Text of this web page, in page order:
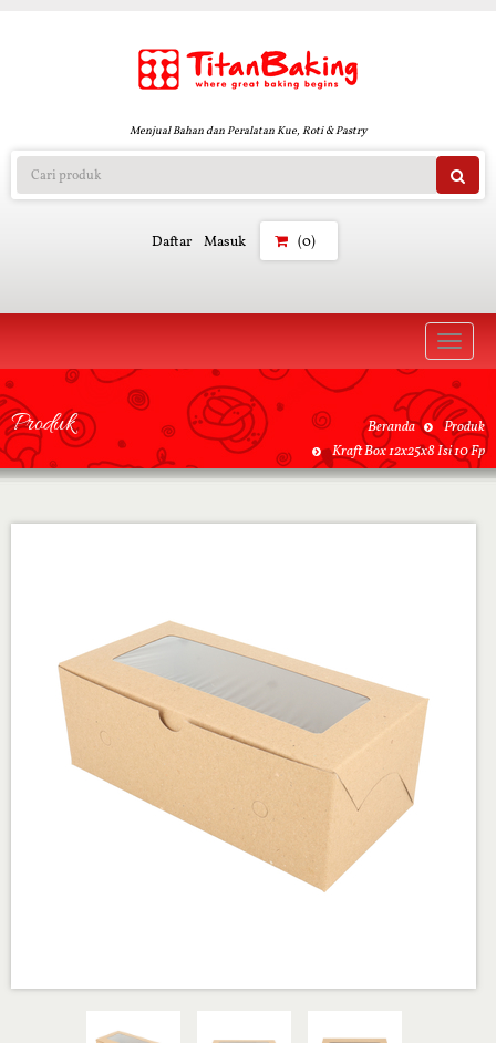
Menjual Bahan dan Peralatan Kue, Roti & Pastry
Daftar Masuk (0)
Toggle
Produk Beranda
Produk
Kraft Box 12x25x8 Isi 10 Fp